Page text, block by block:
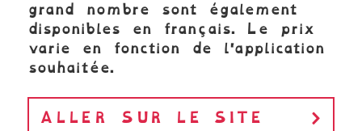
grand nombre sont également
disponibles en français. Le prix
varie en fonction de l'application
souhaitée.
ALLER SUR LE SITE